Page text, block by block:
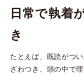
日常で執着
き
たとえば、既読がつ
ざわつき、頭の中で